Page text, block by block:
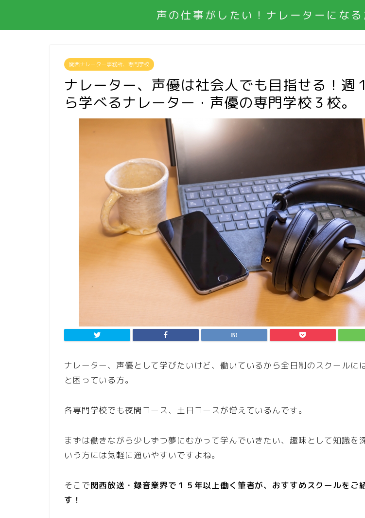
声の仕事がしたい！ナレーターになる
関西ナレーター事務所、専門学校
ナレーター、声優は社会人でも目指せる！週
ら学べるナレーター・声優の専門学校３校。
ナレーター、声優として学びたいけど、働いているから全日制のスクールに
と困っている方。
各専門学校でも夜間コース、土日コースが増えているんです。
まずは働きながら少しずつ夢にむかって学んでいきたい、趣味として知識を
いう方には気軽に通いやすいですよね。
そこで関西放送・録音業界で１５年以上働く筆者が、おすすめスクールをご
す！